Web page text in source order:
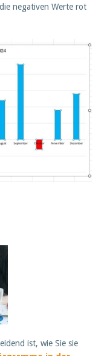
negativen Werte rot
ist, wie Sie sie